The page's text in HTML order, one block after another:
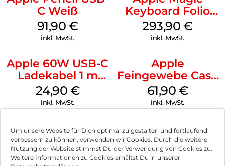
Um unsere Website für Dich optimal zu gestalten und fortlaufend
verbessern zu können, verwenden wir Cookies. Durch die weitere
Nutzung der Website stimmst Du der Verwendung von Cookies zu.
Weitere Informationen zu Cookies erhältst Du in unserer
C Weiß
91,90 €
inkl. MwSt.
Keyboard Folio
iPad 10.9″ (10.Gen.)
Weiß
293,90€
inkl. MwSt.
Apple 60W USB-C
Ladekabel 1 m
Weiß
24,90 €
inkl. MwSt.
Apple
Feingewebe Case
iPhone 15 Pro
MagSafe Schwarz
61,90 €
inkl. MwSt.
Impressum